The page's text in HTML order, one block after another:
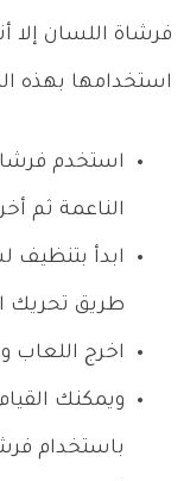
فرشاة اللسان إلا
استخدامها بهذه
استخدم
الناعمة ثم
ابدأ بتنظيف
طريق تحريك
اخرج اللعاب
ويمكنك
باستخدام